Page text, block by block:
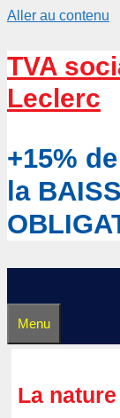
Aller au contenu
TVA
Leclerc
+15%
la
Menu
La